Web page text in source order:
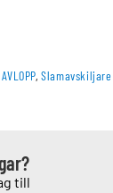
,
till